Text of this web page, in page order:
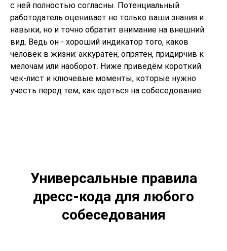
с ней полностью согласны. Потенциальный
работодатель оценивает не только ваши знания и
навыки, но и точно обратит внимание на внешний
вид. Ведь он - хороший индикатор того, каков
человек в жизни: аккуратен, опрятен, придирчив к
мелочам или наоборот. Ниже приведём короткий
чек-лист и ключевые моменты, которые нужно
учесть перед тем, как одеться на собеседование.
Универсальные правила
дресс-кода для любого
собеседования